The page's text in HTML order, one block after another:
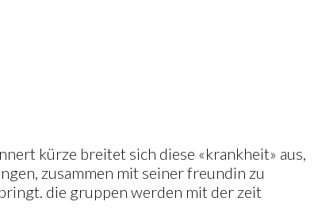
kürze breitet sich diese «krankheit» aus,
zusammen mit seiner freundin zu
die gruppen werden mit der zeit